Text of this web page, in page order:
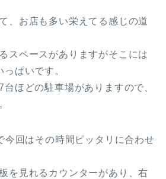
、お店も多い栄えてる感じの道
スペースがありますがそこには
ぱいです。
ほどの駐車場がありますので、
今回はその時間ピッタリに合わせ
を見れるカウンターがあり、右